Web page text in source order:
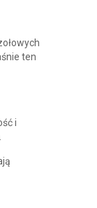
ten
i